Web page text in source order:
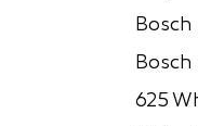
Bosch
625